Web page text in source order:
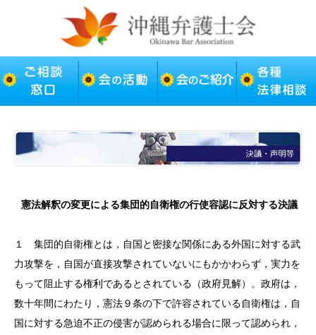
憲法解釈の変更による集団的自衛権の行使容認に反対する決議
１ 集団的自衛権とは，自国と密接な関係にある外国に対する武
力攻撃を，自国が直接攻撃されていないにもかかわらず，実力を
もって阻止する権利であるとされている（政府見解）。政府は，
数十年間にわたり，憲法９条の下で許容されている自衛権は，自
国に対する急迫不正の侵害が認められる場合に限って認められ，